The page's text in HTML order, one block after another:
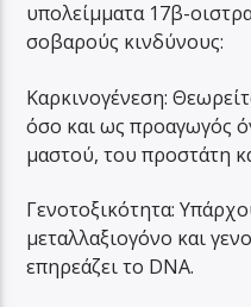
υπολείμματα 17β-
σοβαρούς κινδύνους:
Καρκινογένεση:
όσο και ως προαγωγός
μαστού, του προστάτη
Γενοτοξικότητα:
μεταλλαξιογόνο και
επηρεάζει το DNA.